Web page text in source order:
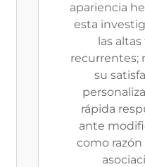
apariencia
esta
las
recurrentes;
su
rápida
ante
como